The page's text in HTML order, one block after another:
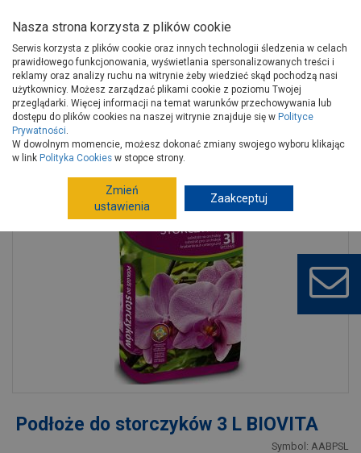
Strona główna Wokół domu
Ogród, hobby
Uprawa, pielęgnacja roślin
Ziemia do kwiatów
Podłoże do storczyków 3 L BIOVITA
Podłoże do storczyków 3 L BIOVITA
Symbol: AABPSL
Nasza strona korzysta z plików cookie
Serwis korzysta z plików cookie oraz innych technologii śledzenia w celach
prawidłowego funkcjonowania, wyświetlania spersonalizowanych treści i
reklamy oraz analizy ruchu na witrynie żeby wiedzieć skąd pochodzą nasi
użytkownicy. Możesz zarządzać plikami cookie z poziomu Twojej
przeglądarki. Więcej informacji na temat warunków przechowywania lub
dostępu do plików cookies na naszej witrynie znajduje się w Polityce
Prywatności.
W dowolnym momencie, możesz dokonać zmiany swojego wyboru klikając
w link Polityka Cookies w stopce strony.
Zmień
ustawienia
Zaakceptuj